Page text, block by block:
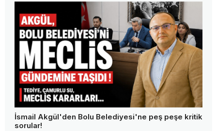
İsmail Akgül'den Bolu Belediyesi'ne peş peşe kritik
sorular!